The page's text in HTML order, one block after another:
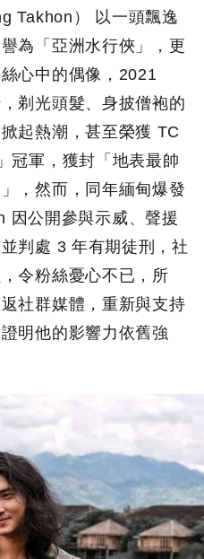
Takhon） 以一頭飄逸
為「亞洲水行俠」，更
心中的偶像，2021
剃光頭髮、身披僧袍的
起熱潮，甚至榮獲 TC
冠軍，獲封「地表最帥
，然而，同年緬甸爆發
因公開參與示威、聲援
判處 3 年有期徒刑，社
令粉絲憂心不已，所
社群媒體，重新與支持
明他的影響力依舊強